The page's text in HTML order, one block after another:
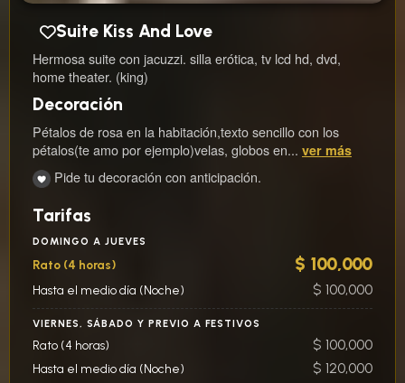
Suite Kiss And Love
Hermosa suite con jacuzzi. silla erótica, tv lcd hd, dvd,
home theater. (king)
Decoración
Pétalos de rosa en la habitación,texto sencillo con los
pétalos(te amo por ejemplo)velas, globos en... ver más
Pide tu decoración con anticipación.
Tarifas
DOMINGO A JUEVES
Rato (4 horas) $ 100,000
Hasta el medio día (Noche) $ 100,000
VIERNES, SÁBADO Y PREVIO A FESTIVOS
Rato (4 horas) $ 100,000
Hasta el medio día (Noche) $ 120,000